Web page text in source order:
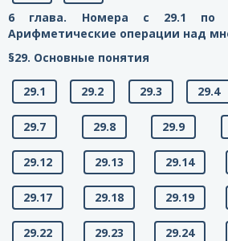
6 глава. Номера с 29.1 по
Арифметические операции над
§29. Основные понятия
29.1 29.2 29.3 29.4
29.7 29.8 29.9
29.12 29.13 29.14
29.17 29.18 29.19
29.22 29.23 29.24